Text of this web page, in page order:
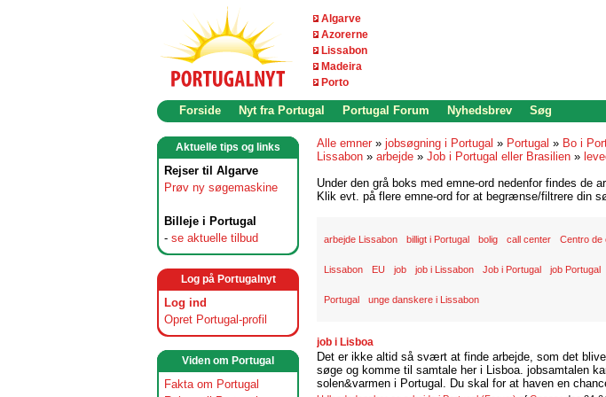
Algarve
Azorerne
Lissabon
Madeira
Porto
Forside Nyt fra Portugal Portugal Forum Nyhedsbrev Søg
Aktuelle tips og links
Rejser til Algarve
Prøv ny søgemaskine
Billeje i Portugal
- se aktuelle tilbud
Log på Portugalnyt
Log ind
Opret Portugal-profil
Viden om Portugal
Fakta om Portugal
Alle emner » jobsøgning i Portugal » Portugal » Bo i
Lissabon » arbejde » Job i Portugal eller Brasilien »
Under den grå boks med emne-ord nedenfor findes de
Klik evt. på flere emne-ord for at begrænse/filtrere din
arbejde Lissabon billigt i Portugal bolig call center Centro de
Lissabon EU job job i Lissabon Job i Portugal job Portugal
Portugal unge danskere i Lissabon
job i Lisboa
Det er ikke altid så svært at finde arbejde, som det
søge og komme til samtale her i Lisboa. jobsamtalen
solen&varmen i Portugal. Du skal for at haven en